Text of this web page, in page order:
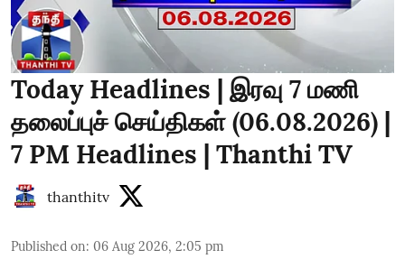
Today Headlines | இரவு 7 மணி
தலைப்புச் செய்திகள் (06.08.2026) |
7 PM Headlines | Thanthi TV
thanthitv
Published on: 06 Aug 2026, 2:05 pm